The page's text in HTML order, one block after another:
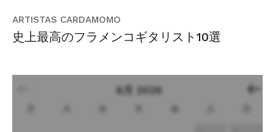
ARTISTAS CARDAMOMO
史上最高のフラメンコギタリスト10選